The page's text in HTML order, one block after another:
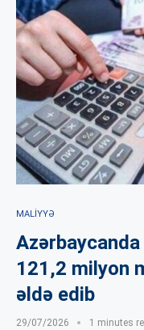
MALIYYƏ
Azərbaycanda
121,2 milyon
əldə edib
29/07/2026 1 minutes